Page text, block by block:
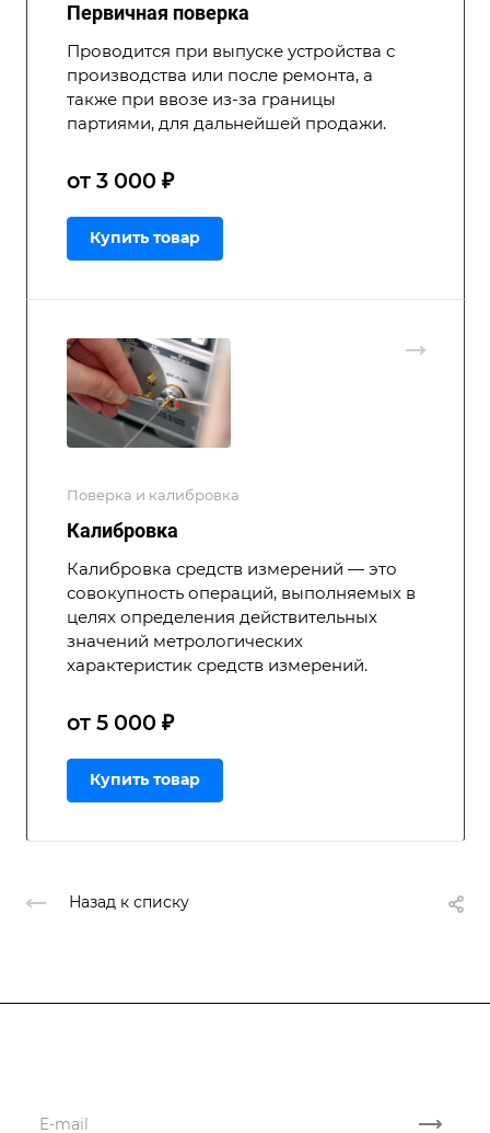
Первичная поверка
Проводится при выпуске устройства с
производства или после ремонта, а
также при ввозе из-за границы
партиями, для дальнейшей продажи.
от 3 000 ₽
Купить товар
Поверка и калибровка
Калибровка
Калибровка средств измерений — это
совокупность операций, выполняемых в
целях определения действительных
значений метрологических
характеристик средств измерений.
от 5 000 ₽
Купить товар
Назад к списку